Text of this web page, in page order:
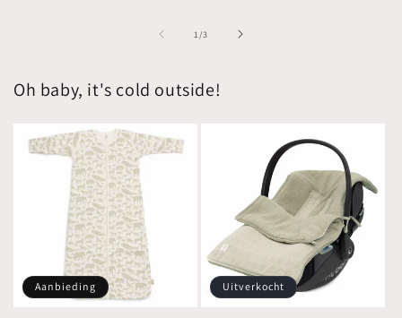
1 /van
3
Oh baby, it's cold outside!
Aanbieding Uitverkocht